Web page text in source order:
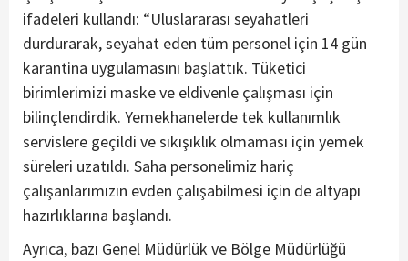
ifadeleri kullandı: “Uluslararası seyahatleri
durdurarak, seyahat eden tüm personel için 14 gün
karantina uygulamasını başlattık. Tüketici
birimlerimizi maske ve eldivenle çalışması için
bilinçlendirdik. Yemekhanelerde tek kullanımlık
servislere geçildi ve sıkışıklık olmaması için yemek
süreleri uzatıldı. Saha personelimiz hariç
çalışanlarımızın evden çalışabilmesi için de altyapı
hazırlıklarına başlandı.
Ayrıca, bazı Genel Müdürlük ve Bölge Müdürlüğü